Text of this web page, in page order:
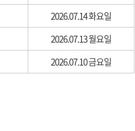
2026.07.14 화요일
2026.07.13 월요일
2026.07.10 금요일